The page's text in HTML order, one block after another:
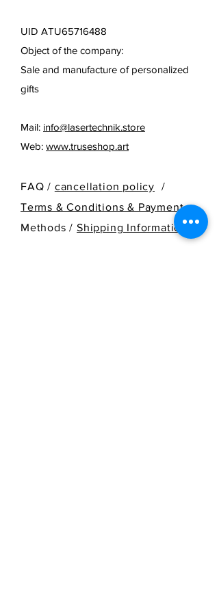
UID ATU65716488
Object of the company:
Sale and manufacture of personalized
gifts
Mail: info@lasertechnik.store
Web: www.truseshop.art
FAQ / cancellation policy
/
Terms & Conditions & Payment
Methods /Shipping Information